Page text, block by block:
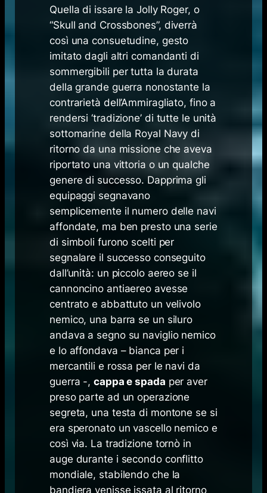
Quella di issare la Jolly Roger, o
“Skull and Crossbones”, diverrà
così una consuetudine, gesto
imitato dagli altri comandanti di
sommergibili per tutta la durata
della grande guerra nonostante la
contrarietà dell’Ammiragliato, fino a
rendersi ‘tradizione’ di tutte le unità
sottomarine della Royal Navy di
ritorno da una missione che aveva
riportato una vittoria o un qualche
genere di successo. Dapprima gli
equipaggi segnavano
semplicemente il numero delle navi
affondate, ma ben presto una serie
di simboli furono scelti per
segnalare il successo conseguito
dall’unità: un piccolo aereo se il
cannoncino antiaereo avesse
centrato e abbattuto un velivolo
nemico, una barra se un siluro
andava a segno su naviglio nemico
e lo affondava – bianca per i
mercantili e rossa per le navi da
guerra -,cappa e spada per aver
preso parte ad un operazione
segreta, una testa di montone se si
era speronato un vascello nemico e
così via. La tradizione tornò in
auge durante i secondo conflitto
mondiale, stabilendo che la
bandiera venisse issata al ritorno